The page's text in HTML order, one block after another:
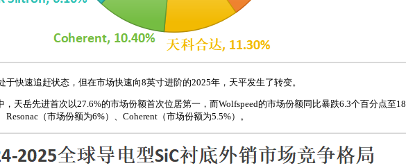
快速追赶状态，但在市场快速向8英寸进阶的2025年，天平发生了转变。
天岳先进首次以27.6%的市场份额首次位居第一，而Wolfspeed的市场份额同比暴跌6.3个百分点至
（市场份额为6%）、Coherent（市场份额为5.5%）。